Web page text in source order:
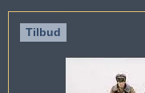
Tilbud